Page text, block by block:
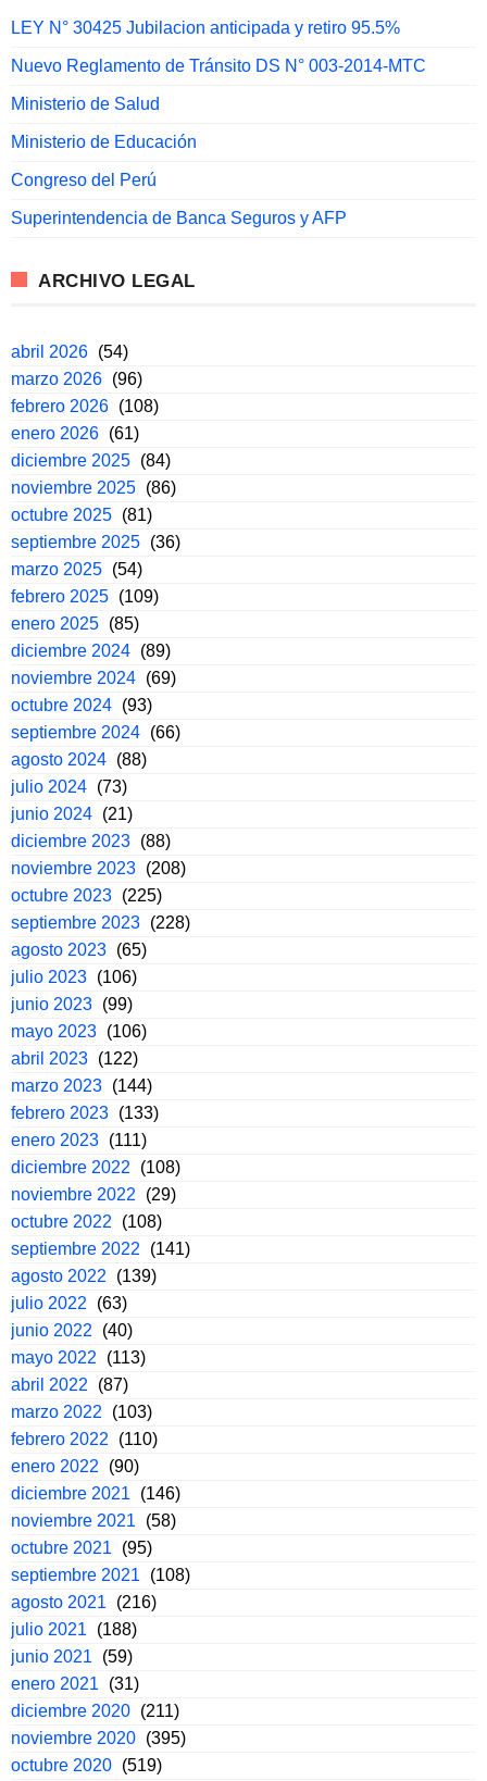
LEY N° 30425 Jubilacion anticipada y retiro 95.5%
Nuevo Reglamento de Tránsito DS N° 003-2014-MTC
Ministerio de Salud
Ministerio de Educación
Congreso del Perú
Superintendencia de Banca Seguros y AFP
ARCHIVO LEGAL
abril 2026 (54)
marzo 2026 (96)
febrero 2026 (108)
enero 2026 (61)
diciembre 2025 (84)
noviembre 2025 (86)
octubre 2025 (81)
septiembre 2025 (36)
marzo 2025 (54)
febrero 2025 (109)
enero 2025 (85)
diciembre 2024 (89)
noviembre 2024 (69)
octubre 2024 (93)
septiembre 2024 (66)
agosto 2024 (88)
julio 2024 (73)
junio 2024 (21)
diciembre 2023 (88)
noviembre 2023 (208)
octubre 2023 (225)
septiembre 2023 (228)
agosto 2023 (65)
julio 2023 (106)
junio 2023 (99)
mayo 2023 (106)
abril 2023 (122)
marzo 2023 (144)
febrero 2023 (133)
enero 2023 (111)
diciembre 2022
(108)
noviembre 2022
(29)
octubre 2022
(108)
septiembre 2022
(141)
agosto 2022
(139)
julio 2022
(63)
junio 2022
(40)
mayo 2022
(113)
abril 2022
(87)
marzo 2022
(103)
febrero 2022
(110)
enero 2022
(90)
diciembre 2021
(146)
noviembre 2021
(58)
octubre 2021
(95)
septiembre 2021
(108)
agosto 2021
(216)
julio 2021
(188)
junio 2021
(59)
enero 2021
(31)
diciembre 2020 (211)
noviembre 2020 (395)
octubre 2020 (519)